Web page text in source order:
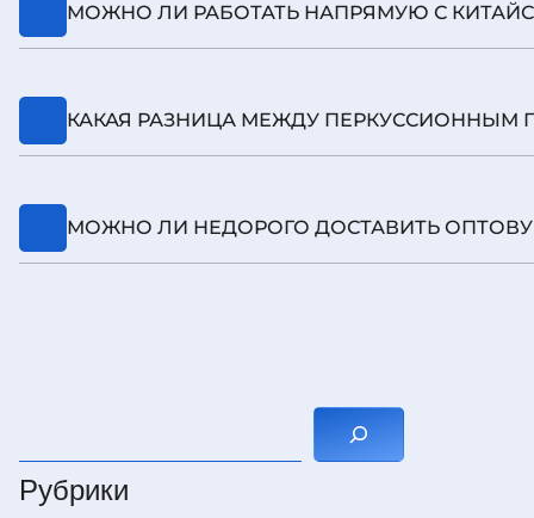
МОЖНО ЛИ РАБОТАТЬ НАПРЯМУЮ С
КАКАЯ РАЗНИЦА МЕЖДУ
МОЖНО ЛИ НЕДОРОГО ДОСТАВИТЬ
Рубрики